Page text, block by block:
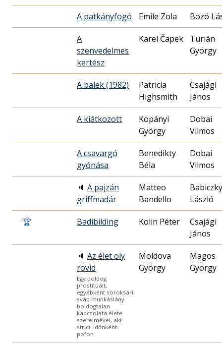
A patkányfogó Emile Zola Bozó
A
szenvedelmes
kertész
Karel Čapek
Turián
György
A balek (1982)
Patricia
Highsmith
Csajági
János
A kiátkozott
Kopányi
György
Dobai
Vilmos
A csavargó
gyónása
Benedikty
Béla
Dobai
Vilmos
🔈 A pajzán
griffmadár
Matteo
Bandello
Babiczky
László
🏆 Badibilding Kolin Péter
Csajági
János
🔈 Az élet oly
rövid
Egy boldog
prostituált,
egyébként soroksári
sváb munkáslány
boldogtalan
kapcsolata élete
szerelmével, aki
strici. Időnként
pofon
Moldova
György
Magos
György